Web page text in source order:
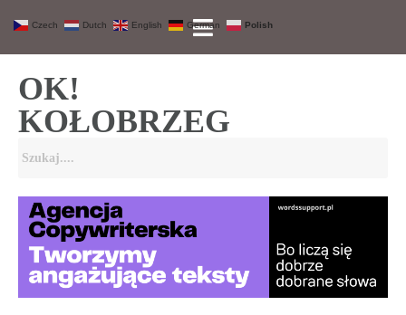
OK!
KOŁOBRZEG
Czech Dutch English German Polish